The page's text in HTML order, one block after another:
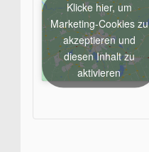
Klicke hier, um
Marketing-Cookies zu
akzeptieren und
diesen Inhalt zu
aktivieren